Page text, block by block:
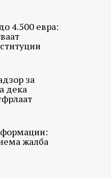
4.500 евра:
за
дека
жалба